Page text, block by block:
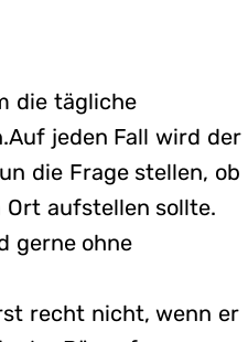
die tägliche
jeden Fall wird der
die Frage stellen, ob
Ort aufstellen sollte.
gerne ohne
recht nicht, wenn er